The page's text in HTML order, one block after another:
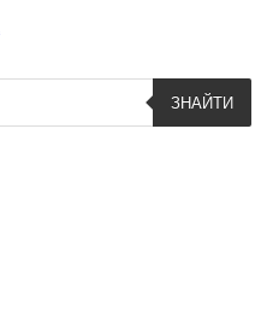
ЗНАЙТИ